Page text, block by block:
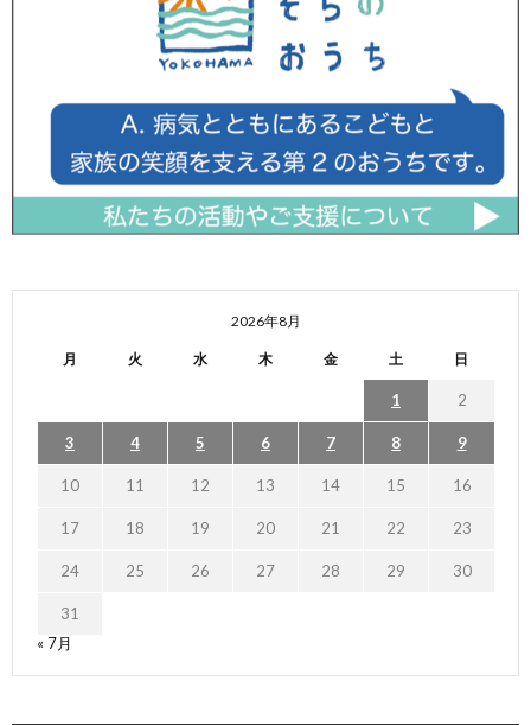
2026年8月
月 火 水 木 金 土 日
1 2
3 4 5 6 7 8 9
10 11 12 13 14 15 16
17 18 19 20 21 22 23
24 25 26 27 28 29 30
31
« 7月